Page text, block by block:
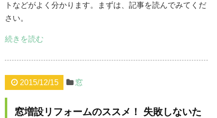
トなどがよく分かります。まずは、記事を読んでみてくだ
さい。
続きを読む
2015/12/15 窓
窓増設リフォームのススメ！ 失敗しないた